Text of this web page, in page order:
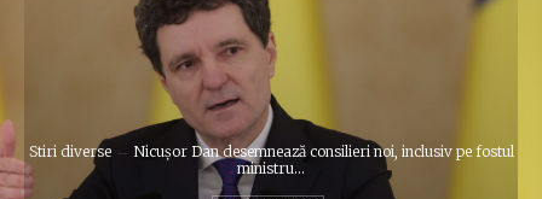
Stiri diverse
Nicușor Dan desemnează consilieri noi, inclusiv pe fostul
ministru...